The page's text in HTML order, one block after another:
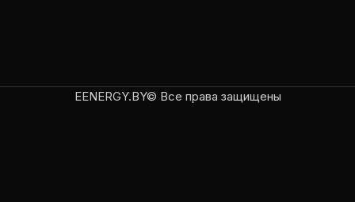
EENERGY.BY© Все права защищены